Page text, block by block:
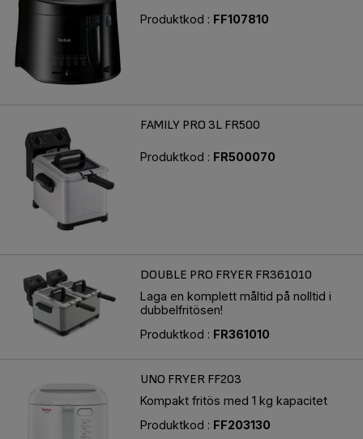
Produktkod : FF107810
FAMILY PRO 3L FR500
Produktkod : FR500070
DOUBLE PRO FRYER FR361010
Laga en komplett måltid på nolltid i
dubbelfritösen!
Produktkod : FR361010
UNO FRYER FF203
Kompakt fritös med 1 kg kapacitet
Produktkod : FF203130